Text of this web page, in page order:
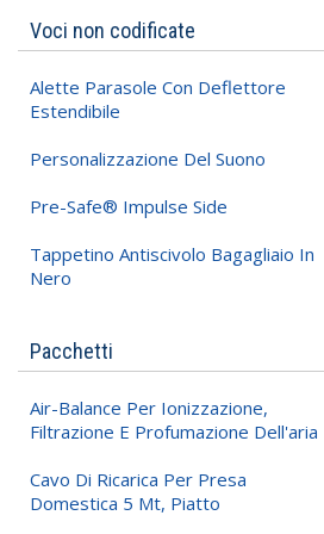
Voci non codificate
Alette Parasole Con Deflettore
Estendibile
Personalizzazione Del Suono
Pre-Safe® Impulse Side
Tappetino Antiscivolo Bagagliaio In
Nero
Pacchetti
Air-Balance Per Ionizzazione,
Filtrazione E Profumazione Dell'aria
Cavo Di Ricarica Per Presa
Domestica 5 Mt, Piatto